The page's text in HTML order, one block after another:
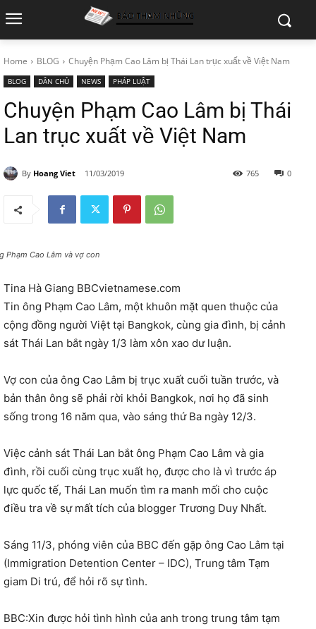
Home BLOG Chuyện Phạm Cao Lâm bị Thái Lan trục xuất về Việt Nam
BLOG DÂN CHỦ NEWS PHÁP LUẬT
Chuyện Phạm Cao Lâm bị Thái
Lan trục xuất về Việt Nam
By Hoang Viet 11/03/2019 0
765
Phạm Cao Lâm và vợ con
Tina Hà Giang BBCvietnamese.com
Tin ông Phạm Cao Lâm, một khuôn mặt quen thuộc của
cộng đồng người Việt tại Bangkok, cùng gia đình, bị cảnh
sát Thái Lan bắt ngày 1/3 làm xôn xao dư luận.
Vợ con của ông Cao Lâm bị trục xuất cuối tuần trước, và
bản thân ông sẽ phải rời khỏi Bangkok, nơi họ đã sinh
sống trong 16 năm qua, vào sáng thứ Ba ngày 12/3.
Việc cảnh sát Thái Lan bắt ông Phạm Cao Lâm và gia
đình, rồi cuối cùng trục xuất họ, được cho là vì trước áp
lực quốc tế, Thái Lan muốn tìm ra manh mối cho cuộc
điều tra về sự mất tích của blogger Trương Duy Nhất.
Sáng 11/3, phóng viên của BBC đến gặp ông Cao Lâm tại
(Immigration Detention Center – IDC), Trung tâm Tạm
giam Di trú, để hỏi rõ sự tình.
BBC:Xin được hỏi tình hình của anh trong trung tâm tạm